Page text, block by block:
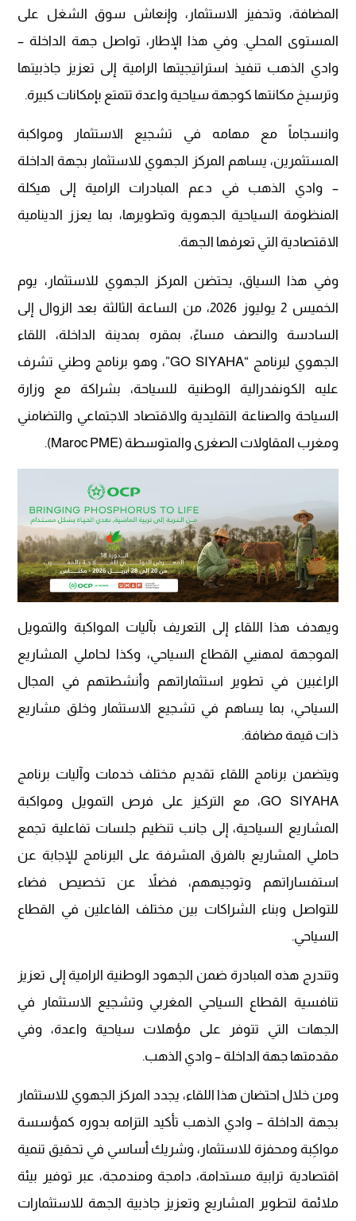
المضافة، وتحفيز الاستثمار، وإنعاش سوق الشغل على
المستوى المحلي. وفي هذا الإطار، تواصل جهة الداخلة –
وادي الذهب تنفيذ استراتيجيتها الرامية إلى تعزيز جاذبيتها
وترسيخ مكانتها كوجهة سياحية واعدة تتمتع بإمكانات كبيرة.
وانسجاماً مع مهامه في تشجيع الاستثمار ومواكبة
المستثمرين، يساهم المركز الجهوي للاستثمار بجهة الداخلة
– وادي الذهب في دعم المبادرات الرامية إلى هيكلة
المنظومة السياحية الجهوية وتطويرها، بما يعزز الدينامية
الاقتصادية التي تعرفها الجهة.
وفي هذا السياق، يحتضن المركز الجهوي للاستثمار، يوم
الخميس 2 يوليوز 2026، من الساعة الثالثة بعد الزوال إلى
السادسة والنصف مساءً، بمقره بمدينة الداخلة، اللقاء
الجهوي لبرنامج “GO SIYAHA”، وهو برنامج وطني تشرف
عليه الكونفدرالية الوطنية للسياحة، بشراكة مع وزارة
السياحة والصناعة التقليدية والاقتصاد الاجتماعي والتضامني
ومغرب المقاولات الصغرى والمتوسطة (Maroc PME).
ويهدف هذا اللقاء إلى التعريف بآليات المواكبة والتمويل
الموجهة لمهنيي القطاع السياحي، وكذا لحاملي المشاريع
الراغبين في تطوير استثماراتهم وأنشطتهم في المجال
السياحي، بما يساهم في تشجيع الاستثمار وخلق مشاريع
ذات قيمة مضافة.
ويتضمن برنامج اللقاء تقديم مختلف خدمات وآليات برنامج
GO SIYAHA، مع التركيز على فرص التمويل ومواكبة
المشاريع السياحية، إلى جانب تنظيم جلسات تفاعلية تجمع
حاملي المشاريع بالفرق المشرفة على البرنامج للإجابة عن
استفساراتهم وتوجيههم، فضلاً عن تخصيص فضاء
للتواصل وبناء الشراكات بين مختلف الفاعلين في القطاع
السياحي.
وتندرج هذه المبادرة ضمن الجهود الوطنية الرامية إلى تعزيز
تنافسية القطاع السياحي المغربي وتشجيع الاستثمار في
الجهات التي تتوفر على مؤهلات سياحية واعدة، وفي
مقدمتها جهة الداخلة – وادي الذهب.
ومن خلال احتضان هذا اللقاء، يجدد المركز الجهوي للاستثمار
بجهة الداخلة – وادي الذهب تأكيد التزامه بدوره كمؤسسة
مواكِبة ومحفزة للاستثمار، وشريك أساسي في تحقيق تنمية
اقتصادية ترابية مستدامة، دامجة ومندمجة، عبر توفير بيئة
ملائمة لتطوير المشاريع وتعزيز جاذبية الجهة للاستثمارات